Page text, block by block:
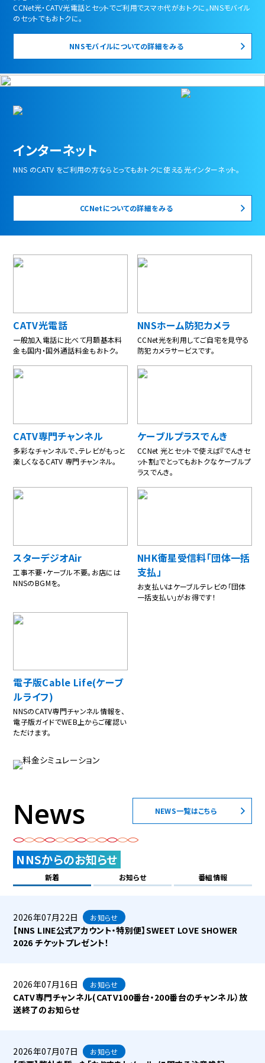
CCNet光・CATV光電話とセットでご利用でスマホ代がおトクに。NNSモバイル
のセットでもおトクに。
NNSモバイルについての詳細をみる
インターネット
NNS のCATV をご利用の方ならとってもおトクに使える光インターネット。
CCNetについての詳細をみる
CATV光電話
一般加入電話に比べて月額基本料
金も国内・国外通話料金もおトク。
NNSホーム防犯カメラ
CCNet光を利用してご自宅を見守る
防犯カメラサービスです。
CATV専⾨チャンネル
多彩なチャンネルで、テレビがもっと
楽しくなるCATV 専門チャンネル。
ケーブルプラスでんき
CCNet 光とセットで使えば『でんきセ
ット割』でとってもおトクなケーブルプ
ラスでんき。
スターデジオAir
工事不要・ケーブル不要。お店には
NNSのBGMを。
NHK衛星受信料「団体一括
支払」
お支払いはケーブルテレビの「団体
一括支払い」がお得です！
電子版Cable Life(ケーブ
ルライフ)
NNSのCATV専門チャンネル情報を、
電子版ガイドでWEB上からご確認い
ただけます。
News NEWS一覧はこちら
NNSからのお知らせ
新着 お知らせ 番組情報
2026年07月22日 お知らせ
【NNS LINE公式アカウント・特別便】SWEET LOVE SHOWER
2026 チケットプレゼント！
2026年07月16日 お知らせ
CATV専門チャンネル(CATV100番台・200番台のチャンネル）放
送終了のお知らせ
2026年07月07日 お知らせ